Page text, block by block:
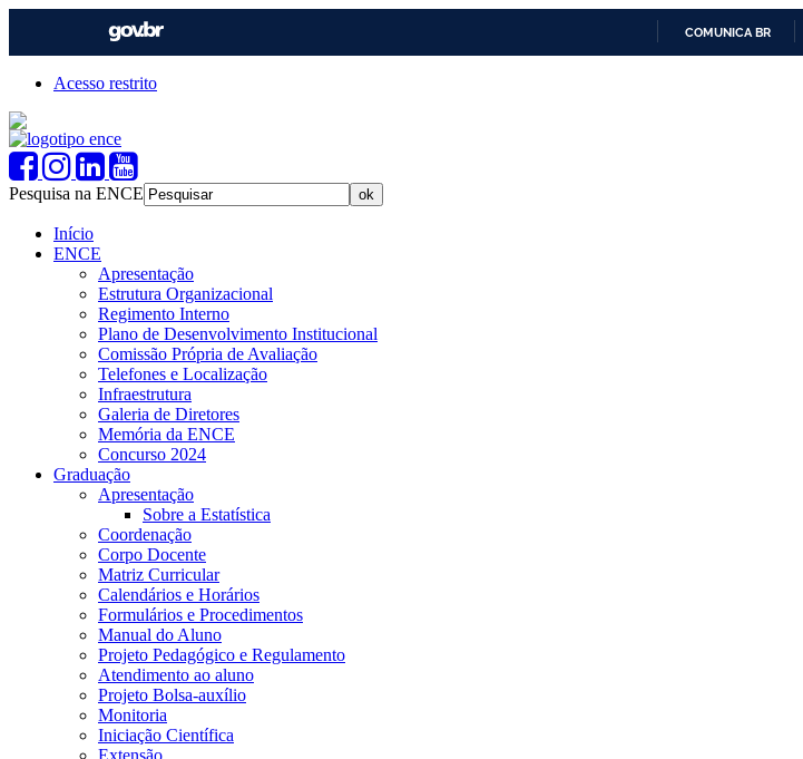
COMUNICA BR
Acesso restrito
Pesquisa na ENCE
Início
ENCE
Apresentação
Estrutura Organizacional
Regimento Interno
Plano de Desenvolvimento Institucional
Comissão Própria de Avaliação
Telefones e Localização
Infraestrutura
Galeria de Diretores
Memória da ENCE
Concurso 2024
Graduação
Apresentação
Sobre a Estatística
Coordenação
Corpo Docente
Matriz Curricular
Calendários e Horários
Formulários e Procedimentos
Manual do Aluno
Projeto Pedagógico e Regulamento
Atendimento ao aluno
Projeto Bolsa-auxílio
Monitoria
Iniciação Científica
Extensão